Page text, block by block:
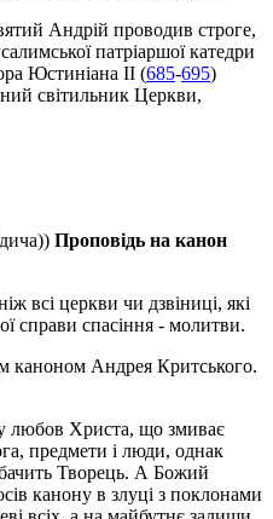
Андрій проводив строге,
патріаршої катедри
Юстиніана II (685-695)
світильник Церкви,
Проповідь на канон
всі церкви чи дзвіниці, які
справи спасіння - молитви.
каноном Андрея Критського.
любов Хрис­та, що змиває
предмети і люди, однак
бачить Творець. А Божий
канону в злуці з поклонами